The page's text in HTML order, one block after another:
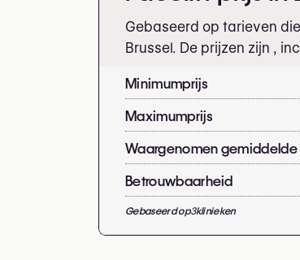
Gebaseerd op tarieven
Brussel. De prijzen zijn ,
Minimumprijs
Maximumprijs
Waargenomen gemiddelde
Betrouwbaarheid
Gebaseerd op3klinieken